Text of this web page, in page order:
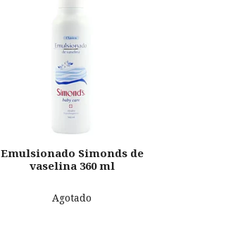
Emulsionado Simonds de
vaselina 360 ml
Agotado